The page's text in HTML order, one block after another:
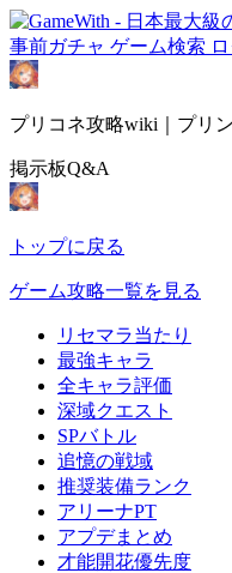
事前ガチャ ゲーム検索
プリコネ攻略wiki｜プリ
掲示板Q&A
トップに戻る
ゲーム攻略一覧を見る
リセマラ当たり
最強キャラ
全キャラ評価
深域クエスト
SPバトル
追憶の戦域
推奨装備ランク
アリーナPT
アプデまとめ
才能開花優先度